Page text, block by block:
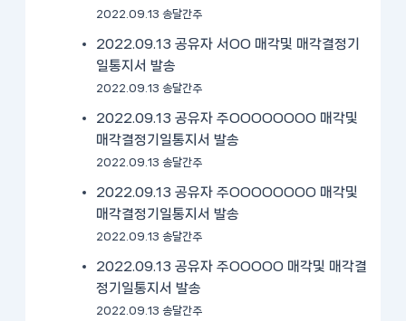
2022.09.13 송달간주
2022.09.13 공유자 서OO 매각및 매각결정기
일통지서 발송
2022.09.13 송달간주
2022.09.13 공유자 주OOOOOOOO 매각및
매각결정기일통지서 발송
2022.09.13 송달간주
2022.09.13 공유자 주OOOOOOOO 매각및
매각결정기일통지서 발송
2022.09.13 송달간주
2022.09.13 공유자 주OOOOO 매각및 매각결
정기일통지서 발송
2022.09.13 송달간주